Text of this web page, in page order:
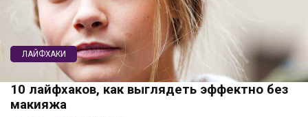
ЛАЙФХАКИ
10 лайфхаков, как выглядеть эффектно без
макияжа